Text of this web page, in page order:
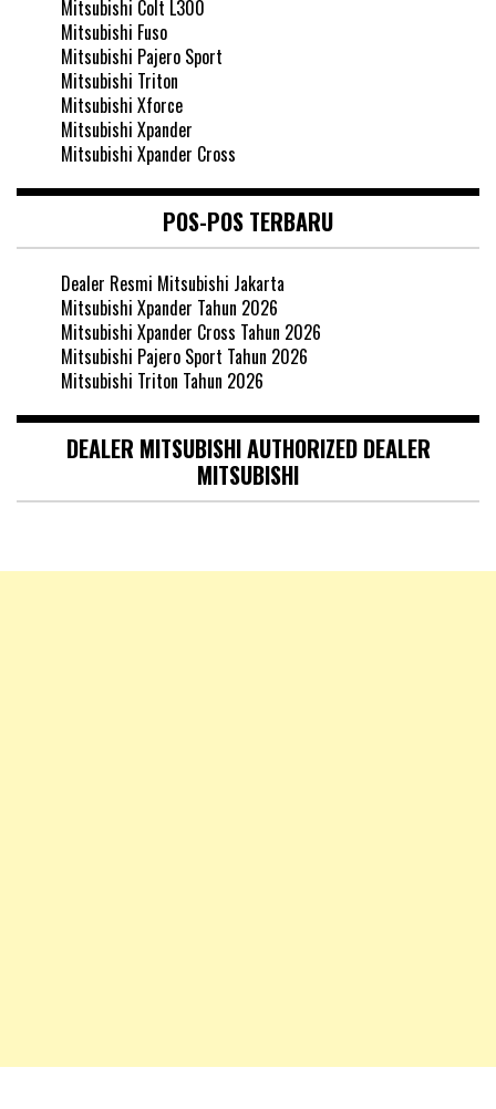
Mitsubishi Colt L300
Mitsubishi Fuso
Mitsubishi Pajero Sport
Mitsubishi Triton
Mitsubishi Xforce
Mitsubishi Xpander
Mitsubishi Xpander Cross
POS-POS TERBARU
Dealer Resmi Mitsubishi Jakarta
Mitsubishi Xpander Tahun 2026
Mitsubishi Xpander Cross Tahun 2026
Mitsubishi Pajero Sport Tahun 2026
Mitsubishi Triton Tahun 2026
DEALER MITSUBISHI AUTHORIZED DEALER
MITSUBISHI